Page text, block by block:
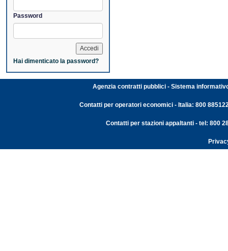
Password
Hai dimenticato la password?
Agenzia contratti pubblici - Sistema
Contatti per operatori economici - Italia: 800
Contatti per stazioni appaltanti - tel: 800